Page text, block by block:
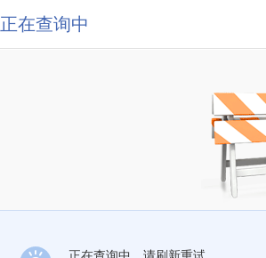
正在查询中